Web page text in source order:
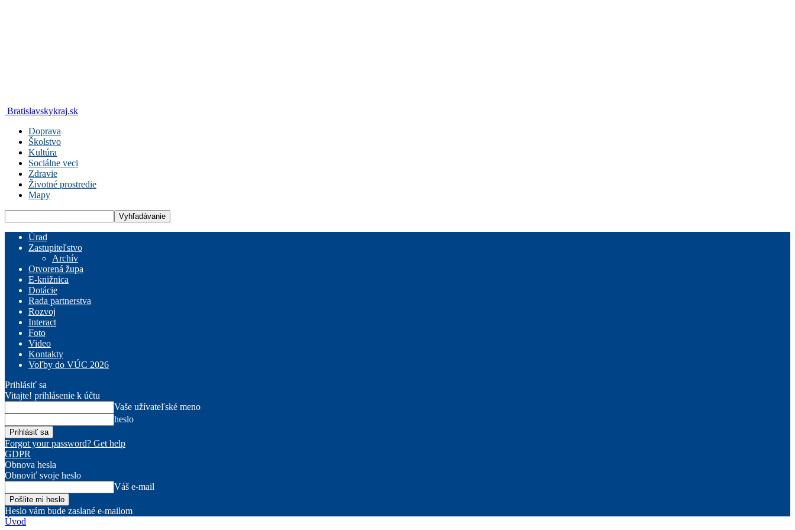
Bratislavskykraj.sk
Doprava
Školstvo
Kultúra
Sociálne veci
Zdravie
Životné prostredie
Mapy
Úrad
Zastupiteľstvo
Archív
Otvorená župa
E-knižnica
Dotácie
Rada partnerstva
Rozvoj
Interact
Foto
Video
Kontakty
Voľby do VÚC 2026
Prihlásiť sa
Vitajte! prihlásenie k účtu
Vaše užívateľské meno
heslo
Forgot your password? Get help
GDPR
Obnova hesla
Obnoviť svoje heslo
Váš e-mail
Heslo vám bude zaslané e-mailom
Úvod